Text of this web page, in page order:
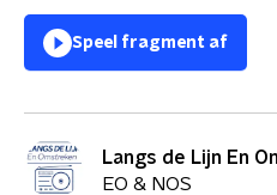
Speel fragment af
Langs de Lijn En
EO & NOS